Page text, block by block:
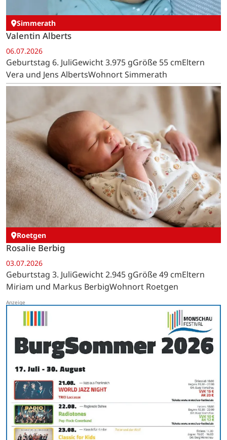
Simmerath
Valentin Alberts
06.07.2026
Geburtstag 6. JuliGewicht 3.975 gGröße 55 cmEltern
Vera und Jens AlbertsWohnort Simmerath
Roetgen
Rosalie Berbig
03.07.2026
Geburtstag 3. JuliGewicht 2.945 gGröße 49 cmEltern
Miriam und Markus BerbigWohnort Roetgen